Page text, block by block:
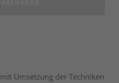
Umsetzung der Techniken